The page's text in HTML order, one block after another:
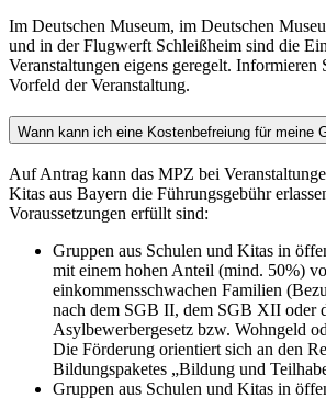
Im Deutschen Museum, im Deutschen
und in der Flugwerft Schleißheim sind die
Veranstaltungen eigens geregelt. Informieren
Vorfeld der Veranstaltung.
Wann kann ich eine Kostenbefreiung für meine
Auf Antrag kann das MPZ bei
Kitas aus Bayern die Führungsgebühr
Voraussetzungen erfüllt sind:
Gruppen aus Schulen und Kitas in
mit einem hohen Anteil (mind. 50%)
einkommensschwachen Familien
nach dem SGB II, dem SGB XII oder
Asylbewerbergesetz bzw. Wohngeld
Die Förderung orientiert sich an den
Bildungspaketes „Bildung und
Gruppen aus Schulen und Kitas in